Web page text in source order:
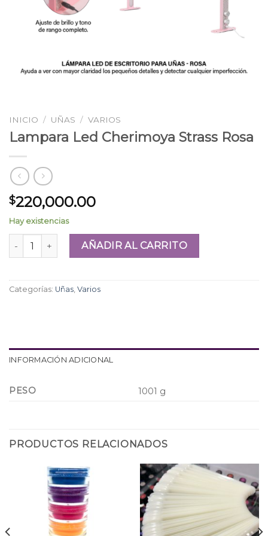
INICIO / UÑAS / VARIOS
Lampara Led Cherimoya Strass Rosa
$220,000.00
Hay existencias
Lampara Led Cherimoya Strass Rosa cantidad
AÑADIR AL CARRITO
Categorías: Uñas, Varios
INFORMACIÓN ADICIONAL
PESO 1001 g
PRODUCTOS RELACIONADOS